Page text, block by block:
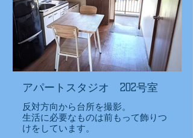
アパートスタジオ 202号室
反対方向から台所を撮影。
生活に必要なものは前もって飾りつ
けをしています。